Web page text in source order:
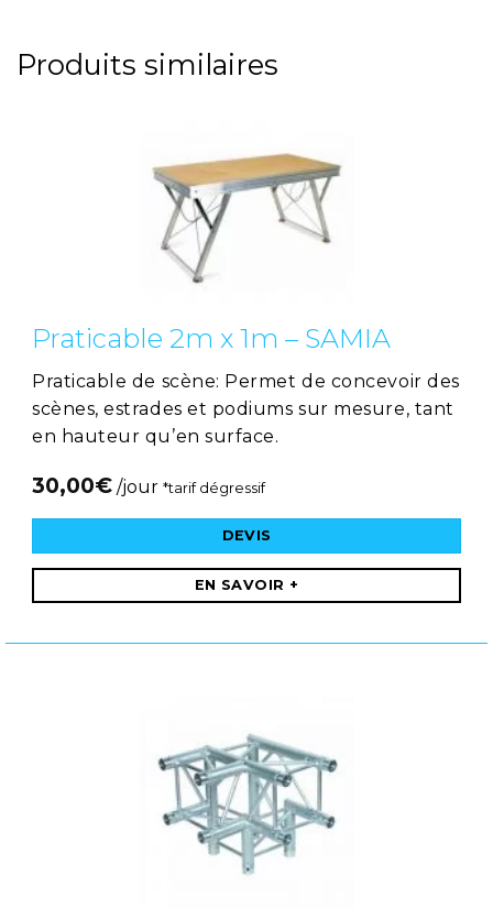
Produits similaires
Praticable 2m x 1m – SAMIA
Praticable de scène: Permet de concevoir des
scènes, estrades et podiums sur mesure, tant
en hauteur qu’en surface.
30,00€ /jour *tarif dégressif
DEVIS
EN SAVOIR +